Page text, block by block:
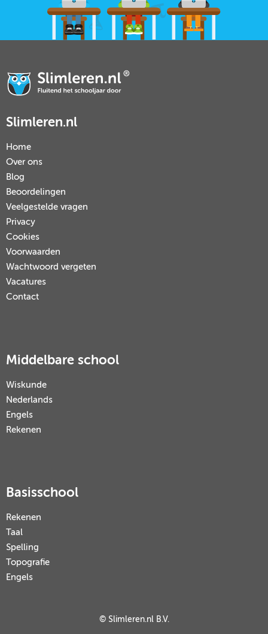
Slimleren.nl
Home
Over ons
Blog
Beoordelingen
Veelgestelde vragen
Privacy
Cookies
Voorwaarden
Wachtwoord vergeten
Vacatures
Contact
Middelbare school
Wiskunde
Nederlands
Engels
Rekenen
Basisschool
Rekenen
Taal
Spelling
Topografie
Engels
© Slimleren.nl B.V.